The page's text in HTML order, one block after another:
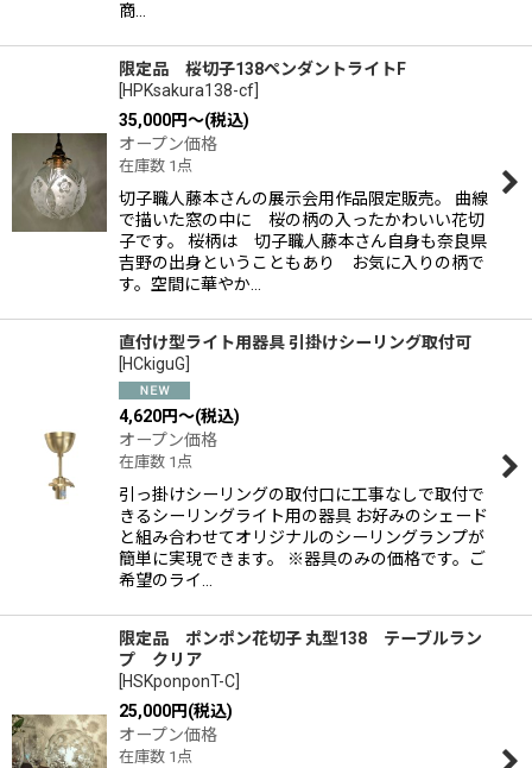
商…
限定品 桜切子138ペンダントライトF
[HPKsakura138-cf
35,000円～(税込)
オープン価格
在庫数 1点
切子職人藤本さんの展示会用作品限定販売。 曲線
で描いた窓の中に 桜の柄の入ったかわいい花切
子です。 桜柄は 切子職人藤本さん自身も奈良県
吉野の出身ということもあり お気に入りの柄で
す。空間に華やか…
直付け型ライト用器具 引掛けシーリング取付可
[HCkiguG
4,620円～(税込)
オープン価格
在庫数 1点
引っ掛けシーリングの取付口に工事なしで取付で
きるシーリングライト用の器具 お好みのシェード
と組み合わせてオリジナルのシーリングランプが
簡単に実現できます。 ※器具のみの価格です。ご
希望のライ…
限定品 ポンポン花切子 丸型138 テーブルラン
プ クリア
[HSKponponT-C
25,000円(税込)
オープン価格
在庫数 1点